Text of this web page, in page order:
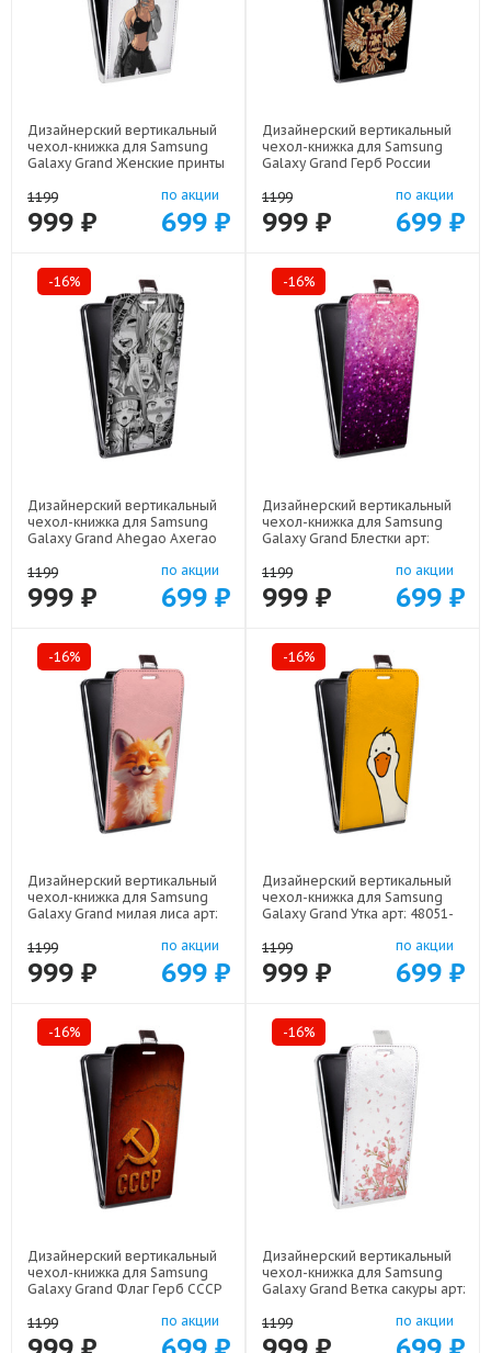
Дизайнерский вертикальный
чехол-книжка для Samsung
Galaxy Grand Женские принты
1199
999 ₽
по акции
699 ₽
Дизайнерский вертикальный
чехол-книжка для Samsung
Galaxy Grand Герб России
1199
999 ₽
по акции
699 ₽
-16%
Дизайнерский вертикальный
чехол-книжка для Samsung
Galaxy Grand Ahegao Ахегао
1199
999 ₽
по акции
699 ₽
-16%
Дизайнерский вертикальный
чехол-книжка для Samsung
Galaxy Grand Блестки арт:
1199
999 ₽
по акции
699 ₽
-16%
Дизайнерский вертикальный
чехол-книжка для Samsung
Galaxy Grand милая лиса арт:
1199
999 ₽
по акции
699 ₽
-16%
Дизайнерский вертикальный
чехол-книжка для Samsung
Galaxy Grand Утка арт: 48051-
1199
999 ₽
по акции
699 ₽
-16%
Дизайнерский вертикальный
чехол-книжка для Samsung
Galaxy Grand Флаг Герб СССР
1199
по акции
-16%
Дизайнерский вертикальный
чехол-книжка для Samsung
Galaxy Grand Ветка сакуры арт:
1199
по акции